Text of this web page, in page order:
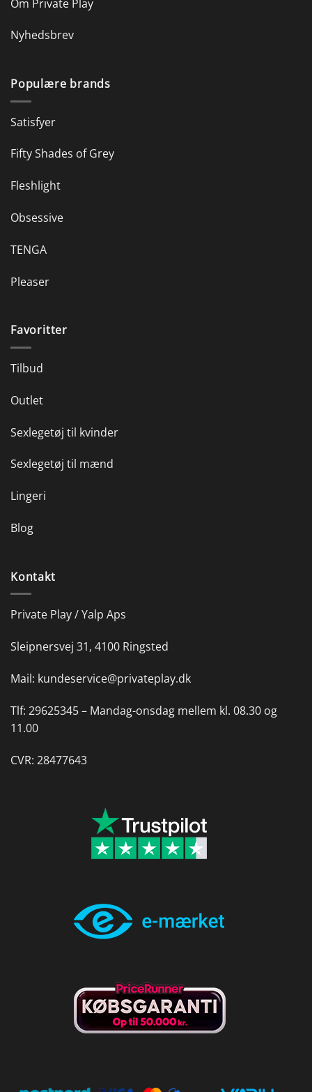
Om Private Play
Nyhedsbrev
Populære brands
Satisfyer
Fifty Shades of Grey
Fleshlight
Obsessive
TENGA
Pleaser
Favoritter
Tilbud
Outlet
Sexlegetøj til kvinder
Sexlegetøj til mænd
Lingeri
Blog
Kontakt
Private Play / Yalp Aps
Sleipnersvej 31, 4100 Ringsted
Mail: kundeservice@privateplay.dk
Tlf: 29625345 – Mandag-onsdag mellem kl. 08.30 og
11.00
CVR: 28477643